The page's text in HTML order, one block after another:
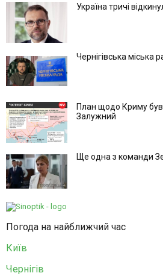
Україна тричі
Чернігівська міська
План щодо Криму
Залужний
Ще одна з команди
Погода на найближчий час
Київ
Чернігів